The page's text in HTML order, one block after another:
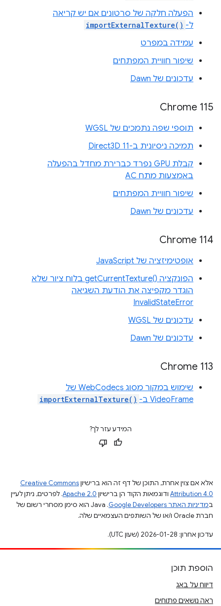
הפעלה חלקה של סרטונים אם יש קריאה
ל- importExternalTexture()
עמידה במפרט
שיפור חוויית המפתחים
עדכונים של Dawn
Chrome 115
תוספי שפה נתמכים של WGSL
תמיכה ניסיונית ב-Direct3D 11
קבלת GPU נפרד כברירת מחדל בהפעלה
באמצעות מתח AC
שיפור חוויית המפתחים
עדכונים של Dawn
Chrome 114
אופטימיזציה של JavaScript
הפונקציה getCurrentTexture()‎ בלוח ציור שלא
הוגדר מקפיצה את הודעת השגיאה
InvalidStateError
עדכונים של WGSL
עדכונים של Dawn
Chrome 113
שימוש במקור מסוג WebCodecs של
VideoFrame ב-
importExternalTexture()
המידע עזר לך?
אלא אם צוין אחרת, התוכן של דף זה הוא ברישיוןCreative Commons
Attribution 4.0 ודוגמאות הקוד הן ברישיון Apache 2.0. לפרטים, ניתן לעיין
במדיניות האתר Google Developers‏
.‏ Java הוא סימן מסחרי רשום של
חברת Oracle ו/או של השותפים העצמאיים שלה.
עדכון אחרון: 2026-01-28 (שעון UTC).
הוספת תוכן
דיווח על באג
ראה נושאים פתוחים